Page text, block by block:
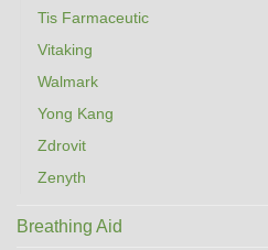
Tis Farmaceutic
Vitaking
Walmark
Yong Kang
Zdrovit
Zenyth
Breathing Aid